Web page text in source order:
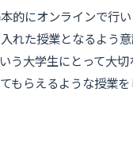
的にオンラインで行
れた授業となるよう
う大学生にとって大
もらえるような授業